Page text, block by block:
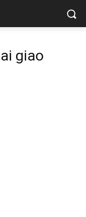
giao